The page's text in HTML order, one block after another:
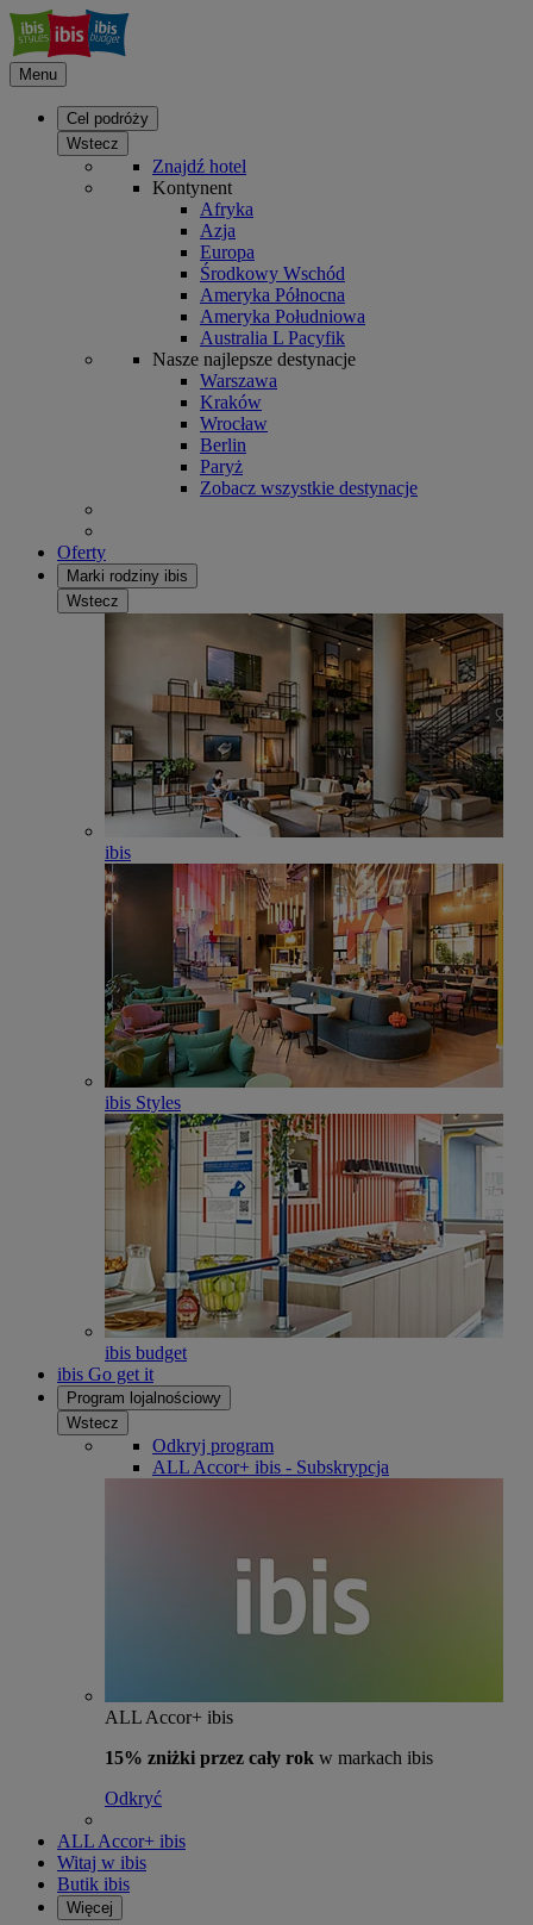
Menu
Cel podróży
Wstecz
Znajdź hotel
Kontynent
Afryka
Azja
Europa
Środkowy Wschód
Ameryka Północna
Ameryka Południowa
Australia L Pacyfik
Nasze najlepsze destynacje
Warszawa
Kraków
Wrocław
Berlin
Paryż
Zobacz wszystkie destynacje
Oferty
Marki rodziny ibis
Wstecz
ibis
ibis Styles
ibis budget
ibis Go get it
Program lojalnościowy
Wstecz
Odkryj program
ALL Accor+ ibis - Subskrypcja
ALL Accor+ ibis
15% zniżki przez cały rok w markach ibis
Odkryć
ALL Accor+ ibis
Witaj w ibis
Butik ibis
Więcej